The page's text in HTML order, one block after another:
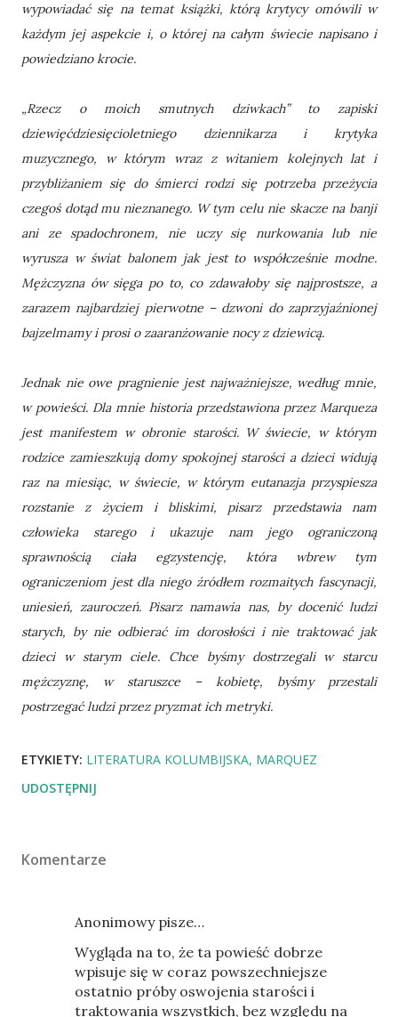
wypowiadać się na temat książki, którą krytycy omówili w
każdym jej aspekcie i, o której na całym świecie napisano i
powiedziano krocie.
„Rzecz o moich smutnych dziwkach” to zapiski
dziewięćdziesięcioletniego dziennikarza i krytyka
muzycznego, w którym wraz z witaniem kolejnych lat i
przybliżaniem się do śmierci rodzi się potrzeba przeżycia
czegoś dotąd mu nieznanego. W tym celu nie skacze na banji
ani ze spadochronem, nie uczy się nurkowania lub nie
wyrusza w świat balonem jak jest to współcześnie modne.
Mężczyzna ów sięga po to, co zdawałoby się najprostsze, a
zarazem najbardziej pierwotne – dzwoni do zaprzyjaźnionej
bajzelmamy i prosi o zaaranżowanie nocy z dziewicą.
Jednak nie owe pragnienie jest najważniejsze, według mnie,
w powieści. Dla mnie historia przedstawiona przez Marqueza
jest manifestem w obronie starości. W świecie, w którym
rodzice zamieszkują domy spokojnej starości a dzieci widują
raz na miesiąc, w świecie, w którym eutanazja przyspiesza
rozstanie z życiem i bliskimi, pisarz przedstawia nam
człowieka starego i ukazuje nam jego ograniczoną
sprawnością ciała egzystencję, która wbrew tym
ograniczeniom jest dla niego źródłem rozmaitych fascynacji,
uniesień, zauroczeń. Pisarz namawia nas, by docenić ludzi
starych, by nie odbierać im dorosłości i nie traktować jak
dzieci w starym ciele. Chce byśmy dostrzegali w starcu
mężczyznę, w staruszce – kobietę, byśmy przestali
postrzegać ludzi przez pryzmat ich metryki.
ETYKIETY: LITERATURA KOLUMBIJSKA MARQUEZ
UDOSTĘPNIJ
Komentarze
Anonimowy pisze…
Wygląda na to, że ta powieść dobrze
wpisuje się w coraz powszechniejsze
ostatnio próby oswojenia starości i
traktowania wszystkich, bez względu na